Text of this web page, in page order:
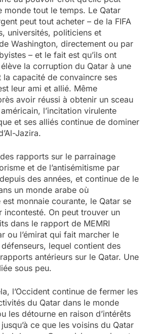
monde tout le temps. Le Qatar
peut tout acheter – de la FIFA
universités, politiciens et
Washington, directement ou par
– et le fait est qu’ils ont
la corruption du Qatar à une
la capacité de convaincre ses
leur ami et allié. Même
avoir réussi à obtenir un sceau
l’incitation virulente
et ses alliés continue de dominer
Jazira.
rapports sur le parrainage
et de l’antisémitisme par
des années, et continue de le
un monde arabe où
est monnaie courante, le Qatar se
incontesté. On peut trouver un
dans le rapport de MEMRI
ou l’émirat qui fait marcher le
lequel contient des
antérieurs sur le Qatar. Une
sous peu.
l’Occident continue de fermer les
du Qatar dans le monde
les détourne en raison d’intérêts
ce que les voisins du Qatar